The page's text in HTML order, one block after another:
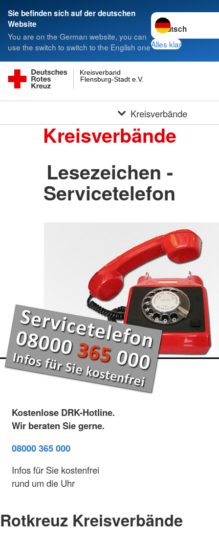
Sie befinden sich auf der deutschen
Website
You are on the German website, you can
use the switch to switch to the English one
Sprache wechseln
Alles klar
Flensburg-Stadt e.V.
Kreisverband
Kreisverbände
Kreisverbände
Lesezeichen -
Servicetelefon
Kostenlose DRK-Hotline.
Wir beraten Sie gerne.
08000 365 000
Infos für Sie kostenfrei
rund um die Uhr
Rotkreuz Kreisverbände